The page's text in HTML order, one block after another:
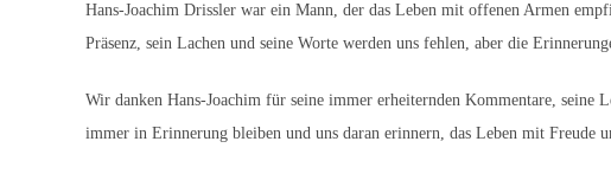
Hans-Joachim Drissler war ein Mann, der das Leben mit offenen Armen
Präsenz, sein Lachen und seine Worte werden uns fehlen, aber die
Wir danken Hans-Joachim für seine immer erheiternden Kommentare, seine
immer in Erinnerung bleiben und uns daran erinnern, das Leben mit Freude